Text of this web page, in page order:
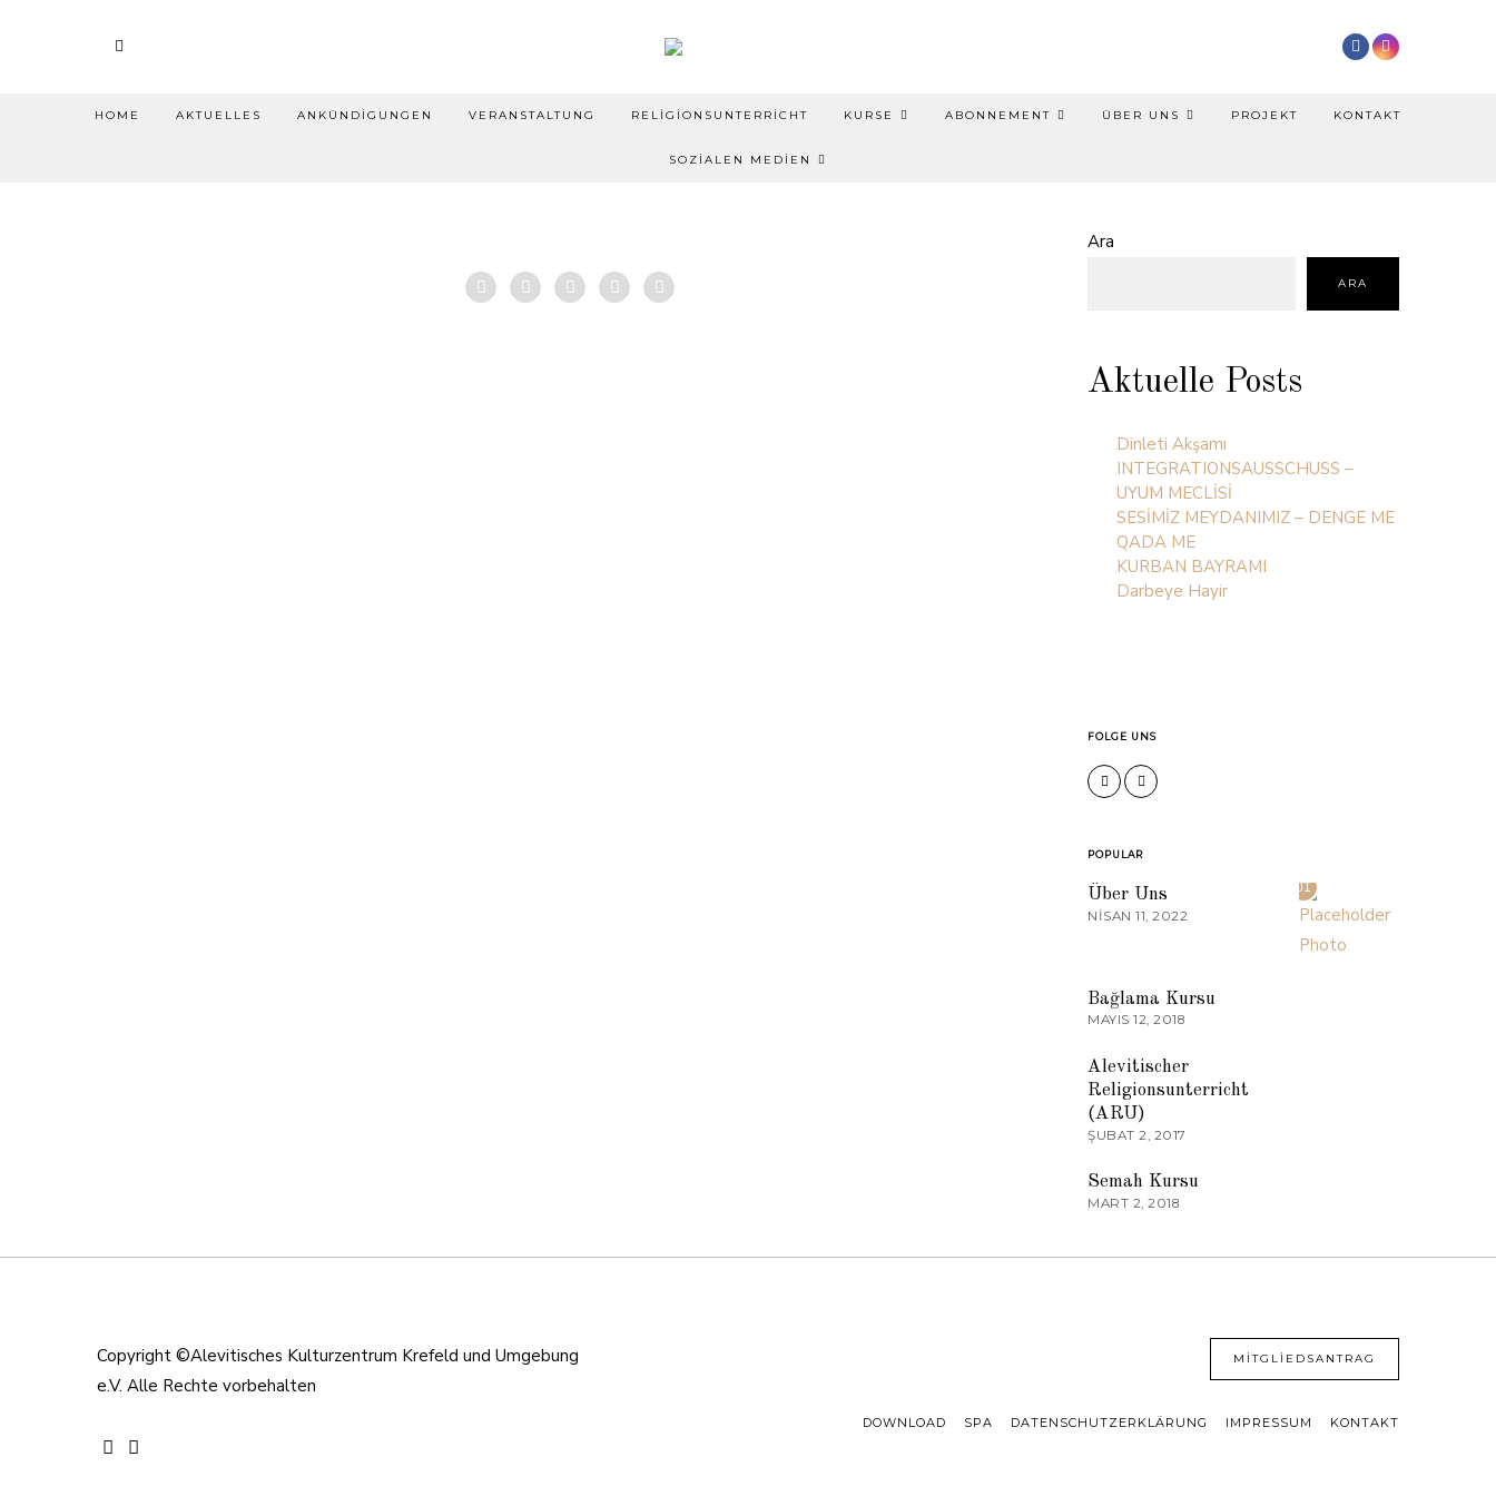
HOME AKTUELLES ANKÜNDIGUNGEN VERANSTALTUNG RELIGIONSUNTERRICHT KURSE ABONNEMENT ÜBER UNS PROJEKT KONTAKT
SOZIALEN MEDIEN
Ara
ARA
Aktuelle Posts
Dinleti Akşamı
INTEGRATIONSAUSSCHUSS –
UYUM MECLİSİ
SESİMİZ MEYDANIMIZ – DENGE ME
QADA ME
KURBAN BAYRAMI
Darbeye Hayir
FOLGE UNS
POPULAR
01
Über Uns
NISAN 11, 2022
Bağlama Kursu
MAYIS 12, 2018
Alevitischer
Religionsunterricht
(ARU)
ŞUBAT 2, 2017
Semah Kursu
MART 2, 2018
Copyright ©Alevitisches Kulturzentrum Krefeld und Umgebung
e.V. Alle Rechte vorbehalten
MITGLIEDSANTRAG
DOWNLOAD SPA DATENSCHUTZERKLÄRUNG IMPRESSUM KONTAKT